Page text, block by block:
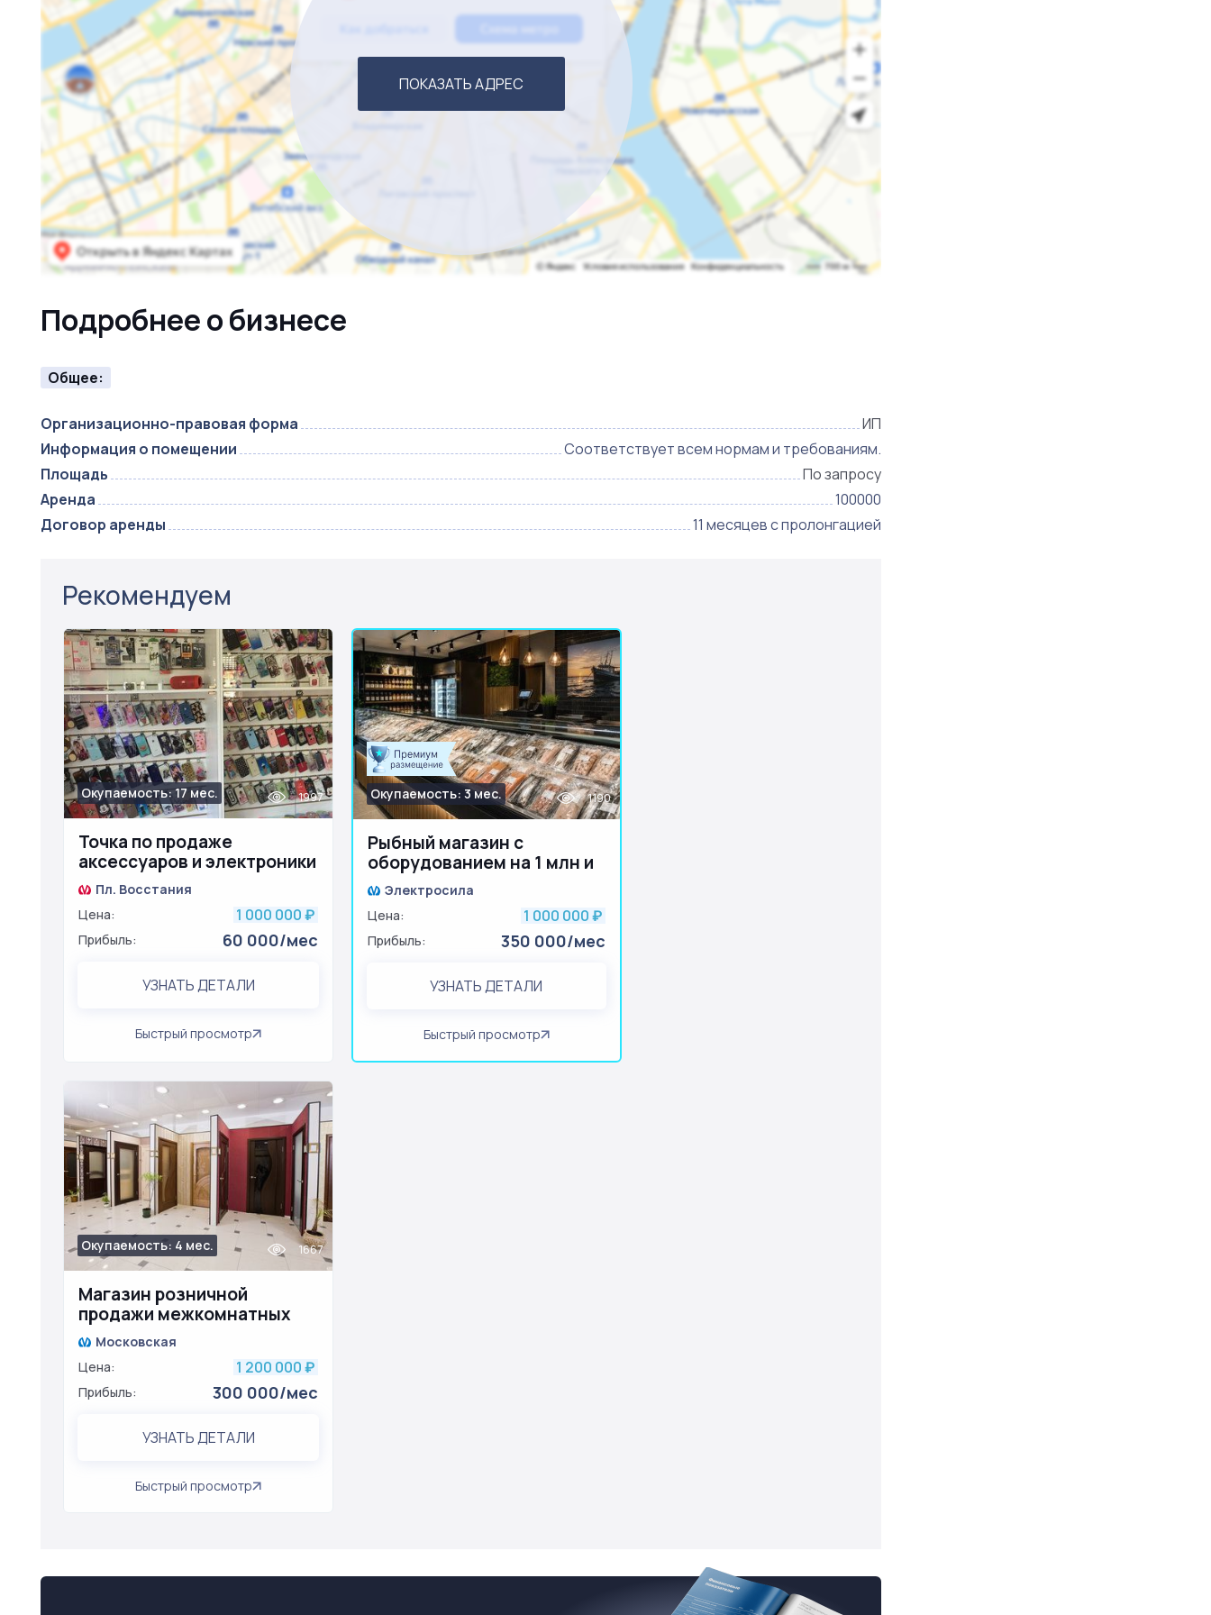
ПОКАЗАТЬ АДРЕС
Подробнее о бизнесе
Общее:
Организационно-правовая форма
ИП
Информация о помещении
Соответствует всем нормам и требованиям.
Площадь
По запросу
Аренда
100000
Договор аренды
11 месяцев с пролонгацией
Рекомендуем
Точка по продаже
аксессуаров и электроники
расположено в метро
Окупаемость: 17 мес. 1997
Пл. Восстания
Цена:
1 000 000 ₽
Прибыль: 60 000/мес
УЗНАТЬ ДЕТАЛИ
Быстрый просмотр
Рыбный магазин с
оборудованием на 1 млн и
товаром
Окупаемость: 3 мес. 1190
Электросила
Цена:
1 000 000 ₽
Прибыль: 350 000/мес
УЗНАТЬ ДЕТАЛИ
Быстрый просмотр
Магазин розничной
продажи межкомнатных
дверей с быстрой
окупаемостью
Окупаемость: 4 мес. 1667
Московская
Цена:
1 200 000 ₽
Прибыль: 300 000/мес
УЗНАТЬ ДЕТАЛИ
Быстрый просмотр